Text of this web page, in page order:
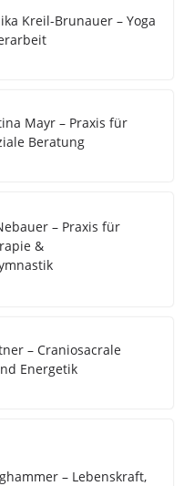
Kreil-Brunauer – Yoga
Mayr – Praxis für
Beratung
– Praxis für
&
– Craniosacrale
Energetik
– Lebenskraft,